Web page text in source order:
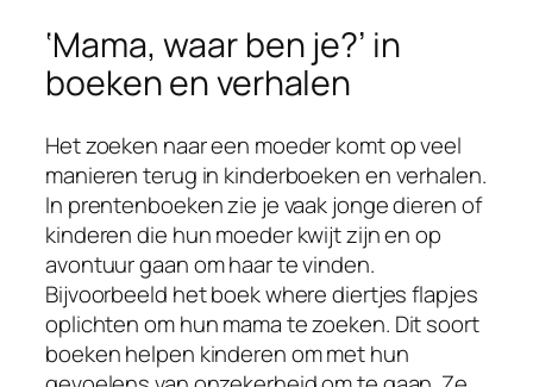
‘Mama, waar ben je?’ in
boeken en verhalen
Het zoeken naar een moeder komt op veel
manieren terug in kinderboeken en verhalen.
In prentenboeken zie je vaak jonge dieren of
kinderen die hun moeder kwijt zijn en op
avontuur gaan om haar te vinden.
Bijvoorbeeld het boek where diertjes flapjes
oplichten om hun mama te zoeken. Dit soort
boeken helpen kinderen om met hun